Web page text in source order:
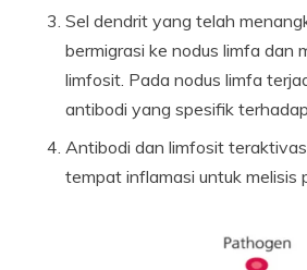
Sel dendrit yang telah
bermigrasi ke nodus limfa dan
limfosit. Pada nodus limfa
antibodi yang spesifik
Antibodi dan limfosit
tempat inflamasi untuk melisis